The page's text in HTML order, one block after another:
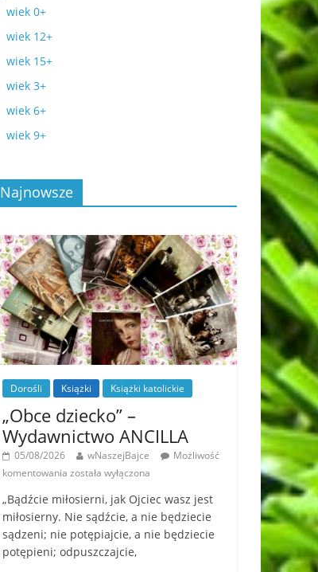
wiek 0+
wiek 12+
wiek 15+
wiek 3+
wiek 6+
wiek 9+
Najnowsze
Dorośli Książki Książki katolickie
„Obce dziecko” –
Wydawnictwo ANCILLA
05/08/2026 wNaszejBajce
Możliwość
komentowania została wyłączona
„Bądźcie miłosierni, jak Ojciec wasz jest
miłosierny. Nie sądźcie, a nie będziecie
sądzeni; nie potępiajcie, a nie będziecie
potępieni; odpuszczajcie,